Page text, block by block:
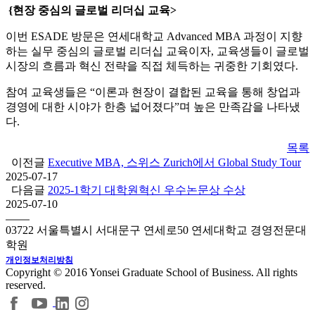
{현장 중심의 글로벌 리더십 교육>
이번 ESADE 방문은 연세대학교 Advanced MBA 과정이 지향
하는 실무 중심의 글로벌 리더십 교육이자, 교육생들이 글로벌
시장의 흐름과 혁신 전략을 직접 체득하는 귀중한 기회였다.
참여 교육생들은 “이론과 현장이 결합된 교육을 통해 창업과
경영에 대한 시야가 한층 넓어졌다”며 높은 만족감을 나타냈
다.
목록
이전글 Executive MBA, 스위스 Zurich에서 Global Study Tour
2025-07-17
다음글 2025-1학기 대학원혁신 우수논문상 수상
2025-07-10
03722 서울특별시 서대문구 연세로50 연세대학교 경영전문대
학원
개인정보처리방침
Copyright © 2016 Yonsei Graduate School of Business. All rights
reserved.